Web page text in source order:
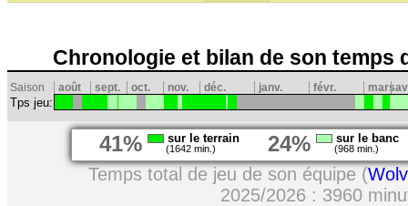
Chronologie et bilan de son temps
Saison août sept. oct. nov. déc. janv. févr. mars
Tps jeu:
41% sur le terrain
(1642 min.) 24% sur le banc
(968 min.)
Temps total de jeu de son équipe (
2025/2026 : 3960